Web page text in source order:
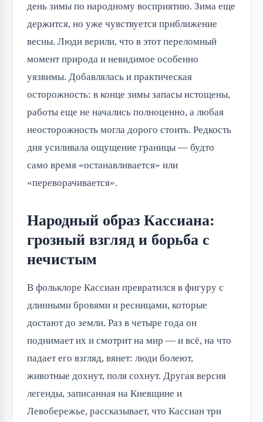
день зимы по народному восприятию. Зима еще
держится, но уже чувствуется приближение
весны. Люди верили, что в этот переломный
момент природа и невидимое особенно
уязвимы. Добавлялась и практическая
осторожность: в конце зимы запасы истощены,
работы еще не начались полноценно, а любая
неосторожность могла дорого стоить. Редкость
дня усиливала ощущение границы — будто
само время «останавливается» или
«переворачивается».
Народный образ Кассиана:
грозный взгляд и борьба с
нечистым
В фольклоре Кассиан превратился в фигуру с
длинными бровями и ресницами, которые
достают до земли. Раз в четыре года он
поднимает их и смотрит на мир — и всё, на что
падает его взгляд, вянет: люди болеют,
животные дохнут, поля сохнут. Другая версия
легенды, записанная на Киевщине и
Левобережье, рассказывает, что Кассиан три